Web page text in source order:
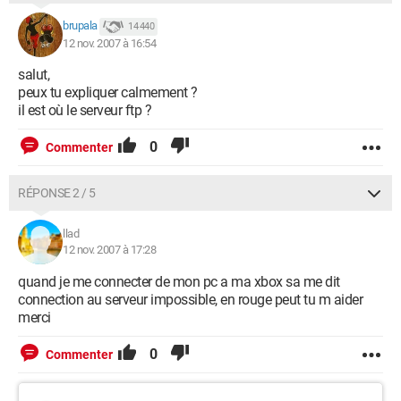
brupala 14 440
12 nov. 2007 à 16:54
salut,
peux tu expliquer calmement ?
il est où le serveur ftp ?
Commenter 0
RÉPONSE 2 / 5
llad
12 nov. 2007 à 17:28
quand je me connecter de mon pc a ma xbox sa me dit
connection au serveur impossible, en rouge peut tu m aider
merci
Commenter 0